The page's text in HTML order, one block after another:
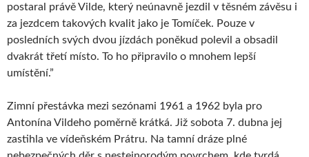
postaral právě Vilde, který neúnavně jezdil v těsném závěsu i
za jezdcem takových kvalit jako je Tomíček. Pouze v
posledních svých dvou jízdách poněkud polevil a obsadil
dvakrát třetí místo. To ho připravilo o mnohem lepší
umístění.”
Zimní přestávka mezi sezónami 1961 a 1962 byla pro
Antonína Vildeho poměrně krátká. Již sobota 7. dubna jej
zastihla ve vídeňském Prátru. Na tamní dráze plné